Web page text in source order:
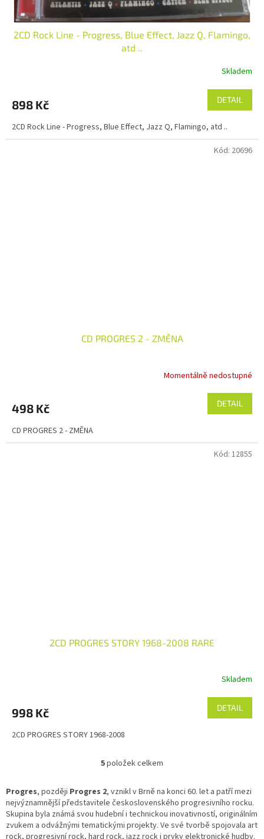
2CD Rock Line - Progress, Blue Effect, Jazz Q, Flamingo,
atd ..
Skladem
898 Kč DETAIL
2CD Rock Line - Progress, Blue Effect, Jazz Q, Flamingo, atd ..
CD PROGRES 2 - ZMĚNA
je
z
5
Momentálně nedostupné
498 Kč DETAIL
CD PROGRES 2 - ZMĚNA
Kód: 20696
2CD PROGRES STORY 1968-2008 RARE
Skladem
998 Kč DETAIL
2CD PROGRES STORY 1968-2008
Kód: 12855
O
l
á
d
a
c
5položek celkem
Progres, později Progres 2, vznikl v Brně na konci 60. let a patří mezi
nejvýznamnější představitele československého progresivního rocku.
Skupina byla známá svou hudební i technickou inovativností, originálním
zvukem a odvážnými tematickými projekty. Ve své tvorbě spojovala art
rock, progresivní rock, hard rock, jazz rock i prvky elektronické hudby.